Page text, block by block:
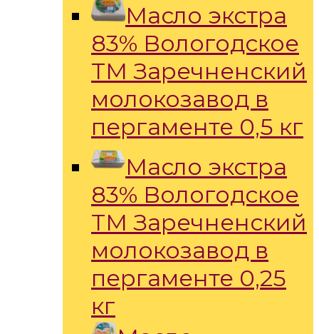
Масло экстра
83% Вологодское
ТМ Заречненский
молокозавод в
пергаменте 0,5 кг
Масло экстра
83% Вологодское
ТМ Заречненский
молокозавод в
пергаменте 0,25
кг